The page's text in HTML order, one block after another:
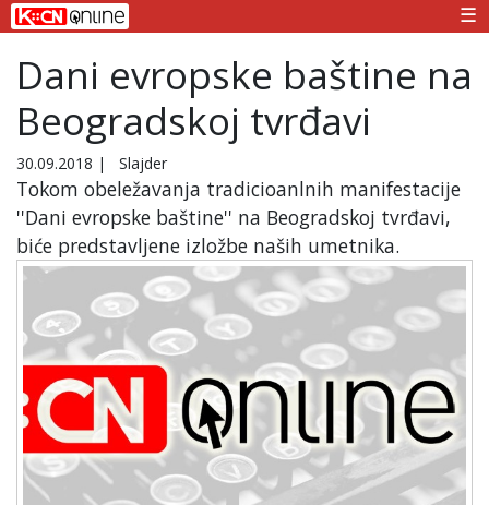
☰
Dani evropske baštine na
Beogradskoj tvrđavi
30.09.2018 | Slajder
Tokom obeležavanja tradicioanlnih manifestacije
''Dani evropske baštine'' na Beogradskoj tvrđavi,
biće predstavljene izložbe naših umetnika.